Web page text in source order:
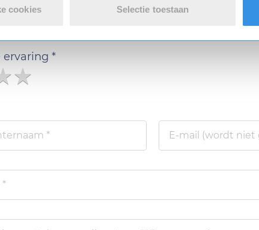
cookies Selectie toestaan
met de opzegdienst van 123opzeggen
ervaring *